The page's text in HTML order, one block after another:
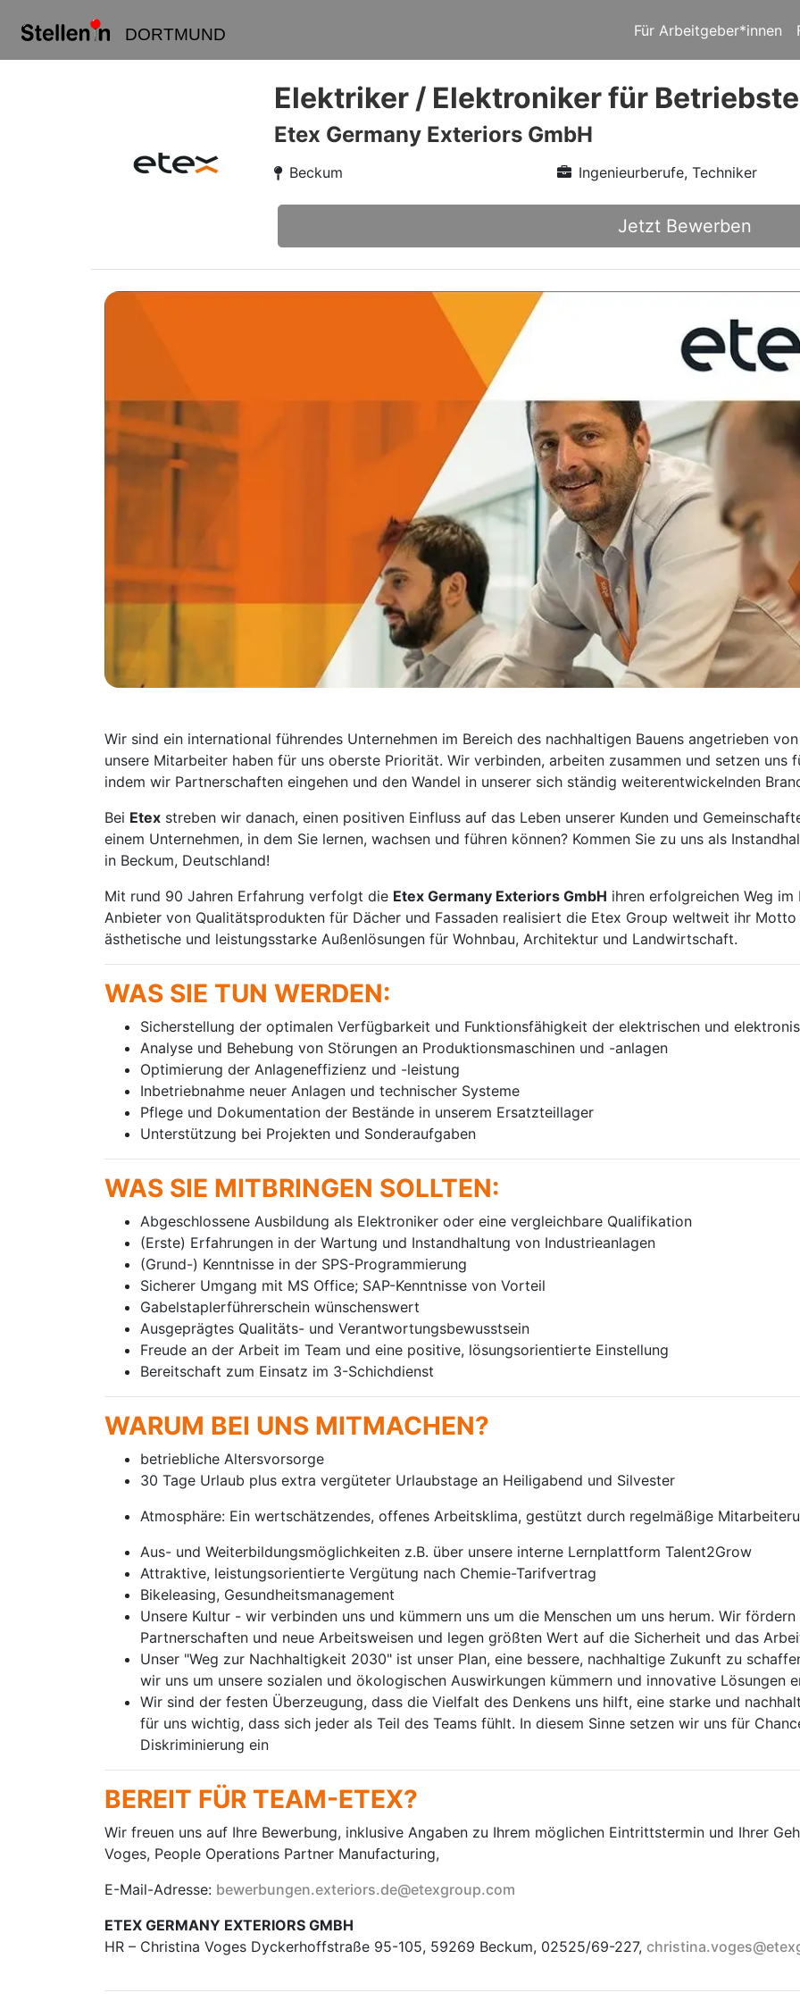
DORTMUND Für Arbeitgeber*innen
Elektriker / Elektroniker für
Etex Germany Exteriors GmbH
Beckum Ingenieurberufe, Techniker
Jetzt Bewerben
Wir sind ein international führendes Unternehmen im Bereich des nachhaltigen Bauens angetrieben
unsere Mitarbeiter haben für uns oberste Priorität. Wir verbinden, arbeiten zusammen und setzen uns
indem wir Partnerschaften eingehen und den Wandel in unserer sich ständig weiterentwickelnden
Bei Etex streben wir danach, einen positiven Einfluss auf das Leben unserer Kunden und
einem Unternehmen, in dem Sie lernen, wachsen und führen können? Kommen Sie zu uns als
in Beckum, Deutschland!
Mit rund 90 Jahren Erfahrung verfolgt die Etex Germany Exteriors GmbH ihren erfolgreichen Weg im
Anbieter von Qualitätsprodukten für Dächer und Fassaden realisiert die Etex Group weltweit ihr Motto
ästhetische und leistungsstarke Außenlösungen für Wohnbau, Architektur und Landwirtschaft.
WAS SIE TUN WERDEN:
Sicherstellung der optimalen Verfügbarkeit und Funktionsfähigkeit der elektrischen und
Analyse und Behebung von Störungen an Produktionsmaschinen und -anlagen
Optimierung der Anlageneffizienz und -leistung
Inbetriebnahme neuer Anlagen und technischer Systeme
Pflege und Dokumentation der Bestände in unserem Ersatzteillager
Unterstützung bei Projekten und Sonderaufgaben
WAS SIE MITBRINGEN SOLLTEN:
Abgeschlossene Ausbildung als Elektroniker oder eine vergleichbare Qualifikation
(Erste) Erfahrungen in der Wartung und Instandhaltung von Industrieanlagen
(Grund-) Kenntnisse in der SPS-Programmierung
Sicherer Umgang mit MS Office; SAP-Kenntnisse von Vorteil
Gabelstaplerführerschein wünschenswert
Ausgeprägtes Qualitäts- und Verantwortungsbewusstsein
Freude an der Arbeit im Team und eine positive, lösungsorientierte Einstellung
Bereitschaft zum Einsatz im 3-Schichdienst
WARUM BEI UNS MITMACHEN?
betriebliche Altersvorsorge
30 Tage Urlaub plus extra vergüteter Urlaubstage an Heiligabend und Silvester
Atmosphäre: Ein wertschätzendes, offenes Arbeitsklima, gestützt durch regelmäßige
Aus- und Weiterbildungsmöglichkeiten z.B. über unsere interne Lernplattform Talent2Grow
Attraktive, leistungsorientierte Vergütung nach Chemie-Tarifvertrag
Bikeleasing, Gesundheitsmanagement
Unsere Kultur - wir verbinden uns und kümmern uns um die Menschen um uns herum. Wir
Partnerschaften und neue Arbeitsweisen und legen größten Wert auf die Sicherheit und das
Unser "Weg zur Nachhaltigkeit 2030" ist unser Plan, eine bessere, nachhaltige Zukunft zu
wir uns um unsere sozialen und ökologischen Auswirkungen kümmern und innovative Lösungen
Wir sind der festen Überzeugung, dass die Vielfalt des Denkens uns hilft, eine starke und
für uns wichtig, dass sich jeder als Teil des Teams fühlt. In diesem Sinne setzen wir uns für
Diskriminierung ein
BEREIT FÜR TEAM-ETEX?
Wir freuen uns auf Ihre Bewerbung, inklusive Angaben zu Ihrem möglichen Eintrittstermin und Ihrer
Voges, People Operations Partner Manufacturing,
E-Mail-Adresse: bewerbungen.exteriors.de@etexgroup.com
ETEX GERMANY EXTERIORS GMBH
HR – Christina Voges Dyckerhoffstraße 95-105, 59269 Beckum, 02525/69-227,